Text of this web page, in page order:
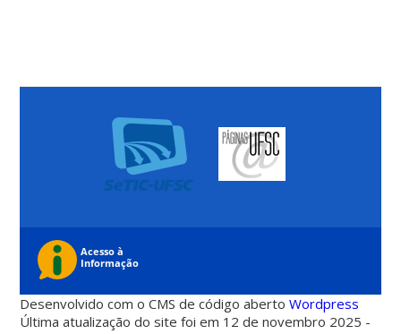
Desenvolvido com o CMS de código abertoWordpress
Última atualização do site foi em 12 de novembro 2025 -